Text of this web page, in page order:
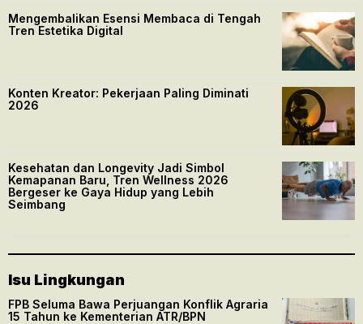
Mengembalikan Esensi Membaca di Tengah
Tren Estetika Digital
Konten Kreator: Pekerjaan Paling Diminati
2026
Kesehatan dan Longevity Jadi Simbol
Kemapanan Baru, Tren Wellness 2026
Bergeser ke Gaya Hidup yang Lebih
Seimbang
Isu Lingkungan
FPB Seluma Bawa Perjuangan Konflik Agraria
15 Tahun ke Kementerian ATR/BPN